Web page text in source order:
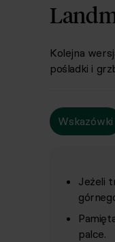
Kolejna
pośladki i
Wskazówki
Jeżeli
palce.